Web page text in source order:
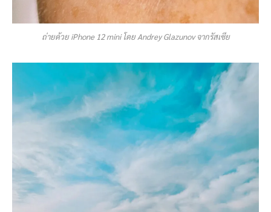
ถ่ายด้วย iPhone 12 mini โดย Andrey Glazunov จากรัสเซีย